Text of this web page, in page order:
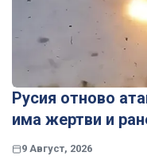
Русия отново
има жертви и
9 Август, 2026